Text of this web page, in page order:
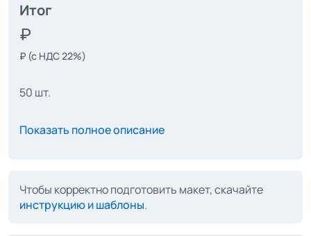
Итог
₽ (с НДС 22%)
50 шт.
Показать полное описание
Чтобы корректно подготовить макет, скачайте
инструкцию и шаблоны.